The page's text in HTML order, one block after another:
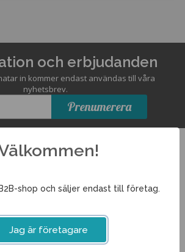
och erbjudanden
in kommer endast användas till våra
nyhetsbrev.
Prenumerera
Information
shop och säljer endast till företag.
Jag är företagare